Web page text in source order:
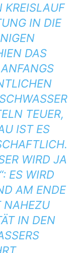
KREISLAUF
IN DIE
DAS
TEUER,
IST ES
WIRD JA
ES WIRD
AM ENDE
NAHEZU
IN DEN